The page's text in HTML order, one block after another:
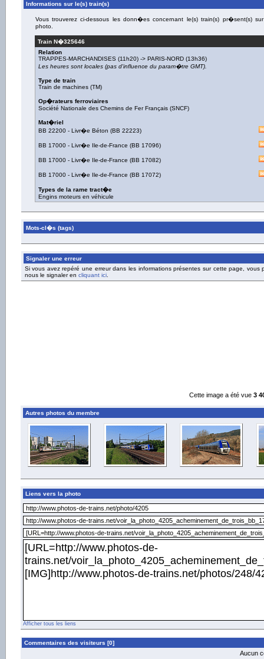
Informations sur le(s) train(s)
Vous trouverez ci-dessous les donn�es concernant le(s) train(s) pr�sent(s)
photo.
Train N�325646
Relation
TRAPPES-MARCHANDISES (11h20) -> PARIS-NORD (13h36)
Les heures sont locales (pas d'influence du param�tre GMT).
Type de train
Train de machines (TM)
Op�rateurs ferroviaires
Société Nationale des Chemins de Fer Français (SNCF)
Mat�riel
BB 22200 - Livr�e Béton (BB 22223)
BB 17000 - Livr�e Ile-de-France (BB 17096)
BB 17000 - Livr�e Ile-de-France (BB 17082)
BB 17000 - Livr�e Ile-de-France (BB 17072)
Types de la rame tract�e
Engins moteurs en véhicule
Mots-cl�s (tags)
Signaler une erreur
Si vous avez repéré une erreur dans les informations présentes sur cette page, vous
nous le signaler en cliquant ici.
Cette image a été vue 3
Autres photos du membre
Liens vers la photo
Afficher tous les liens
Commentaires des visiteurs [0]
Aucun